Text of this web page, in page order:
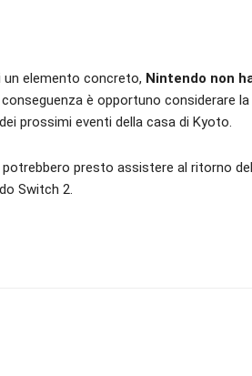
elemento concreto, Nintendo non
conseguenza è opportuno considerare
prossimi eventi della casa di Kyoto.
presto assistere al ritorno
Switch 2.